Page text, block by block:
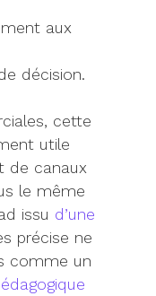
aux
décision.
cette
utile
de canaux
le même
issu d’une
précise ne
comme un